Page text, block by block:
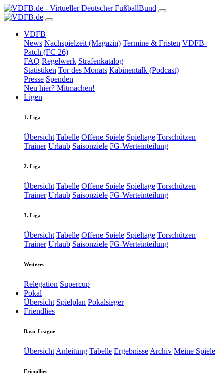
VDFB
News Nachspielzeit (Magazin) Termine & Fristen VDFB-
Patch (FC 26)
FAQ Regelwerk Strafenkatalog
Statistiken Tor des Monats Kabinentalk (Podcast)
Presse Spenden
Neu hier? Mitmachen!
Ligen
1. Liga
Übersicht Tabelle Offene Spiele Spieltage Torschützen
Trainer Urlaub Saisonziele FG-Werteinteilung
2. Liga
Übersicht Tabelle Offene Spiele Spieltage Torschützen
Trainer Urlaub Saisonziele FG-Werteinteilung
3. Liga
Übersicht Tabelle Offene Spiele Spieltage Torschützen
Trainer Urlaub Saisonziele FG-Werteinteilung
Weiteres
Relegation Supercup
Pokal
Übersicht Spielplan Pokalsieger
Friendlies
Basic League
Übersicht Anleitung Tabelle Ergebnisse Archiv Meine Spiele
Friendlies